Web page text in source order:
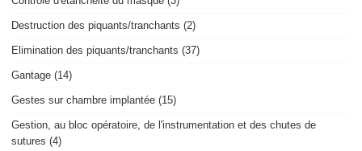
Destruction des piquants/tranchants (2)
Elimination des piquants/tranchants (37)
Gantage (14)
Gestes sur chambre implantée (15)
Gestion, au bloc opératoire, de l'instrumentation et des chutes de
sutures (4)